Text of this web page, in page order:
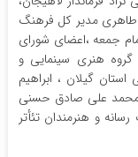
طاهری مدیر کل فرهنگ
جمعه ،اعضای شورای
هنری سینمایی و
گیلان ، ابراهیم
محمد علی صادق حسنی
و هنرمندان تئأتر